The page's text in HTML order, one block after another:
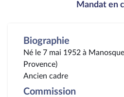
Mandat en
Biographie
Né le 7 mai 1952 à
Provence)
Ancien cadre
Commission